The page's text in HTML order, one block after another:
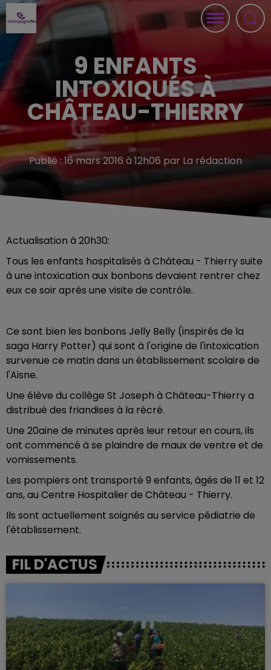
9 ENFANTS
INTOXIQUÉS À
CHÂTEAU-THIERRY
Publié : 16 mars 2016 à 12h06 par La rédaction
Actualisation à 20h30:
Tous les enfants hospitalisés à Château - Thierry suite
à une intoxication aux bonbons devaient rentrer chez
eux ce soir après une visite de contrôle.
Ce sont bien les bonbons Jelly Belly (inspirés de la
saga Harry Potter) qui sont à l'origine de l'intoxication
survenue ce matin dans un établissement scolaire de
l'Aisne.
Une élève du collège St Joseph à Château-Thierry a
distribué des friandises à la récré.
Une 20aine de minutes après leur retour en cours, ils
ont commencé à se plaindre de maux de ventre et de
vomissements.
Les pompiers ont transporté 9 enfants, âgés de 11 et 12
ans, au Centre Hospitalier de Château - Thierry.
Ils sont actuellement soignés au service pédiatrie de
l'établissement.
FIL D'ACTUS